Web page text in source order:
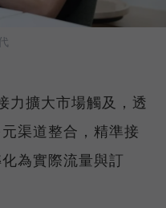
力擴大市場觸及，透
渠道整合，精準接
為實際流量與訂